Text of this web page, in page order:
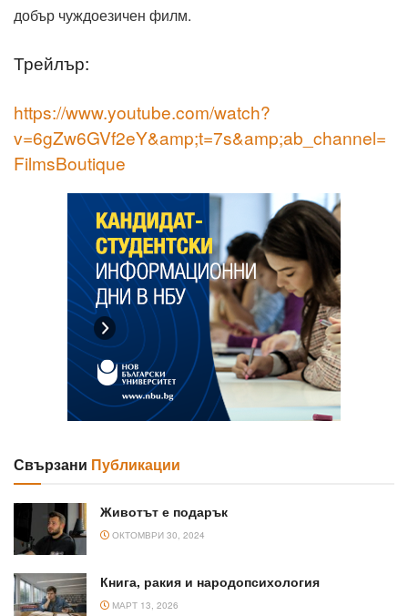
добър чуждоезичен филм.
Трейлър:
https://www.youtube.com/watch?
v=6gZw6GVf2eY&amp;t=7s&amp;ab_channel=
FilmsBoutique
Свързани Публикации
Животът е подарък
ОКТОМВРИ 30, 2024
Книга, ракия и народопсихология
МАРТ 13, 2026